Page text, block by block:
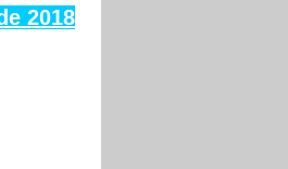
2018